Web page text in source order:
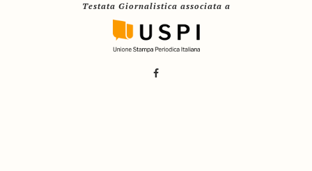
Testata Giornalistica associata a